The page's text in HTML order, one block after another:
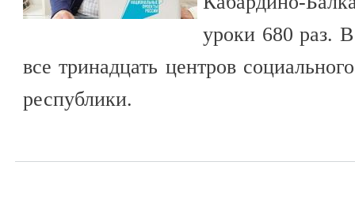
уроки 680 раз.
все тринадцать центров
республики.